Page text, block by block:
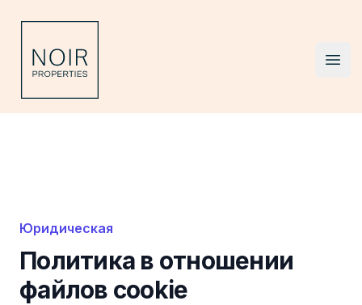
Noir Properties
Юридическая
Политика в отношении
файлов cookie